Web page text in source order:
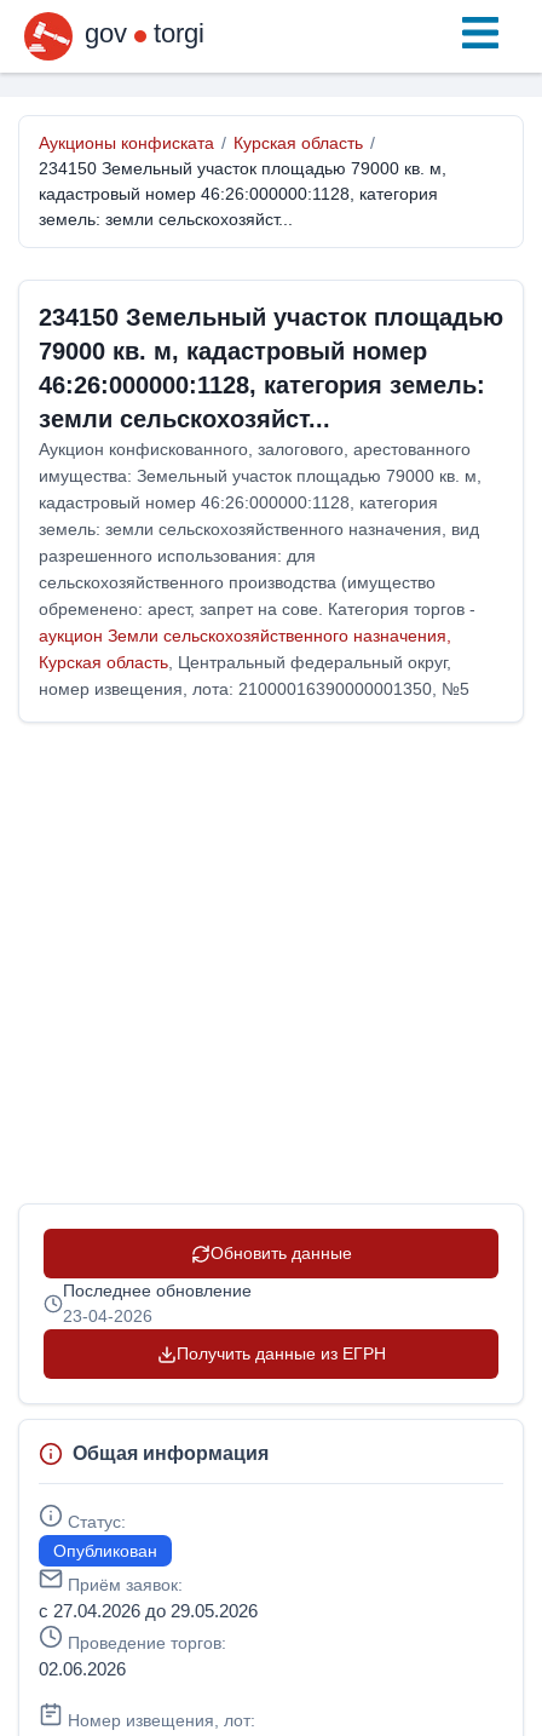
gov torgi
Аукционы конфиската / Курская область /
234150 Земельный участок площадью 79000 кв. м,
кадастровый номер 46:26:000000:1128, категория
земель: земли сельскохозяйст...
234150 Земельный участок площадью
79000 кв. м, кадастровый номер
46:26:000000:1128, категория земель:
земли сельскохозяйст...
Аукцион конфискованного, залогового, арестованного
имущества: Земельный участок площадью 79000 кв. м,
кадастровый номер 46:26:000000:1128, категория
земель: земли сельскохозяйственного назначения, вид
разрешенного использования: для
сельскохозяйственного производства (имущество
обременено: арест, запрет на сове. Категория торгов -
аукцион Земли сельскохозяйственного назначения,
Курская область , Центральный федеральный округ,
номер извещения, лота: 21000016390000001350, №5
Обновить данные
Последнее обновление
23-04-2026
Получить данные из ЕГРН
Общая информация
Статус:
Опубликован
Приём заявок:
с 27.04.2026 до 29.05.2026
Проведение торгов:
02.06.2026
Номер извещения, лот: